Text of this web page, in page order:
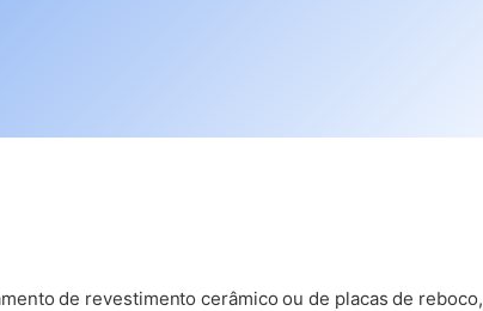
de revestimento cerâmico ou de placas de reboco,